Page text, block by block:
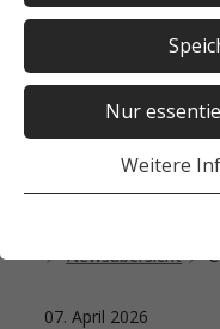
Nur
Weitere
Newsübersicht
07. April 2026